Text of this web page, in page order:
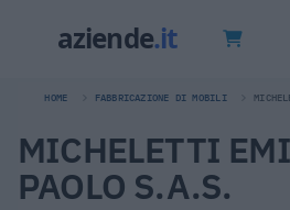
HOME FABBRICAZIONE DI MOBILI
MICHELETTI
PAOLO S.A.S.